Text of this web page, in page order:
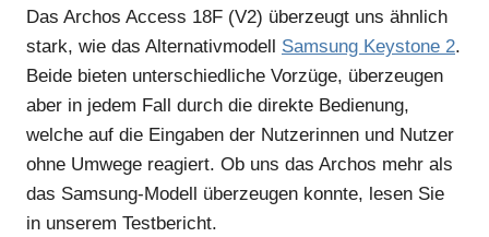
Das Archos Access 18F (V2) überzeugt uns ähnlich
stark, wie das Alternativmodell Samsung Keystone 2.
Beide bieten unterschiedliche Vorzüge, überzeugen
aber in jedem Fall durch die direkte Bedienung,
welche auf die Eingaben der Nutzerinnen und Nutzer
ohne Umwege reagiert. Ob uns das Archos mehr als
das Samsung-Modell überzeugen konnte, lesen Sie
in unserem Testbericht.